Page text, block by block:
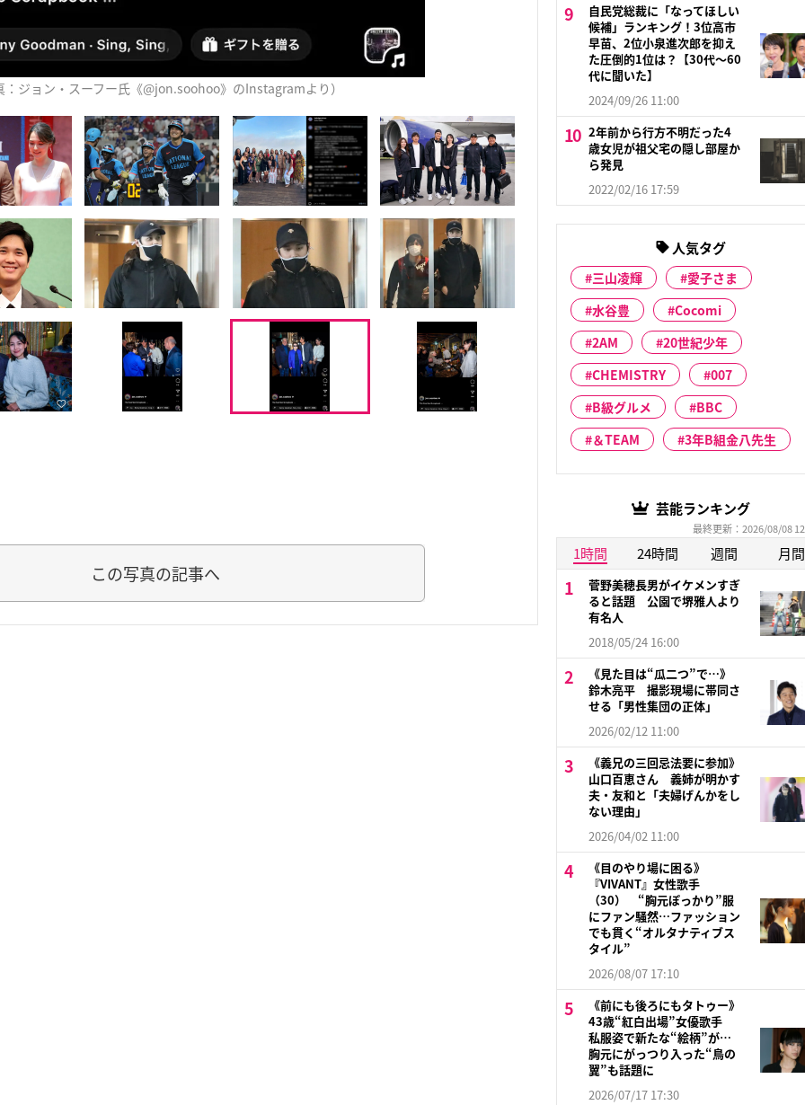
：ジョン・スーフー氏《@jon.soohoo》のInstagramより）
この写真の記事へ
自民党総裁に「なってほしい
候補」ランキング！3位高市
早苗、2位小泉進次郎を抑え
た圧倒的1位は？【30代〜60
代に聞いた】
2024/09/26 11:00
2年前から行方不明だった4
歳女児が祖父宅の隠し部屋か
ら発見
2022/02/16 17:59
人気タグ
三山凌輝
愛子さま
水谷豊
Cocomi
2AM
20世紀少年
CHEMISTRY
007
B級グルメ
BBC
＆TEAM
3年B組金八先生
芸能ランキング
最終更新：2026/08/08
1時間 24時間 週間 月間
菅野美穂長男がイケメンすぎ
ると話題 公園で堺雅人より
有名人
2018/05/24 16:00
《見た目は“瓜二つ”で…》
鈴木亮平 撮影現場に帯同さ
せる「男性集団の正体」
2026/02/12 11:00
《義兄の三回忌法要に参加》
山口百恵さん 義姉が明かす
夫・友和と「夫婦げんかをし
ない理由」
2026/04/02 11:00
《目のやり場に困る》
『VIVANT』女性歌手
（30） “胸元ぽっかり”服
にファン騒然…ファッション
でも貫く“オルタナティブス
タイル”
2026/08/07 17:10
《前にも後ろにもタトゥー》
43歳“紅白出場”女優歌手
私服姿で新たな“絵柄”が…
胸元にがっつり入った“鳥の
翼”も話題に
2026/07/17 17:30